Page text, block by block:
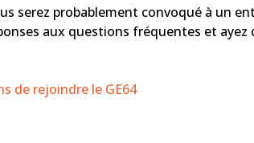
serez probablement convoqué à un
aux questions fréquentes et
de rejoindre le GE64